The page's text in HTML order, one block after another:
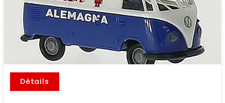
Détails